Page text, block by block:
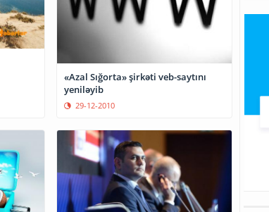
«Azal Sığorta» şirkəti veb-saytını
yeniləyib
29-12-2010